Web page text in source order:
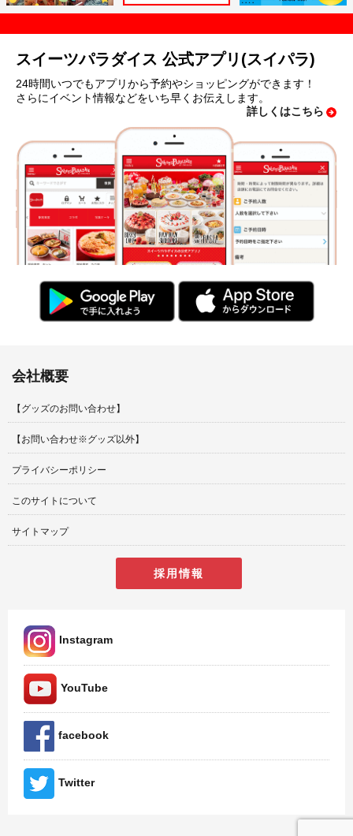
スイーツパラダイス 公式アプリ(スイパラ)
24時間いつでもアプリから予約やショッピングができます！
さらにイベント情報などをいち早くお伝えします。
詳しくはこちら
会社概要
【グッズのお問い合わせ】
【お問い合わせ※グッズ以外】
プライバシーポリシー
このサイトについて
サイトマップ
採用情報
Instagram
YouTube
facebook
Twitter